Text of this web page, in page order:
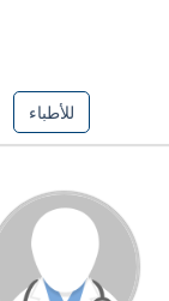
للأطباء